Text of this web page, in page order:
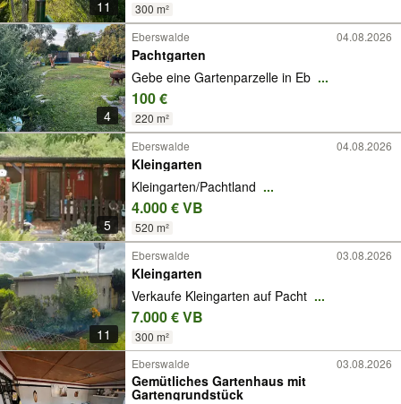
11 300 m²
4
Eberswalde 04.08.2026
Pachtgarten
Gebe eine Gartenparzelle in Eb ...
100 €
220 m²
5
Eberswalde 04.08.2026
Kleingarten
Kleingarten/Pachtland ...
4.000 € VB
520 m²
11
Eberswalde 03.08.2026
Kleingarten
Verkaufe Kleingarten auf Pacht ...
7.000 € VB
300 m²
Eberswalde 03.08.2026
Gemütliches Gartenhaus mit
Gartengrundstück